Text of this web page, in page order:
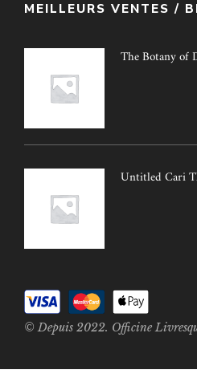
MEILLEURS VENTES /
The Botany of
Untitled Cari
© Depuis 2022. Officine